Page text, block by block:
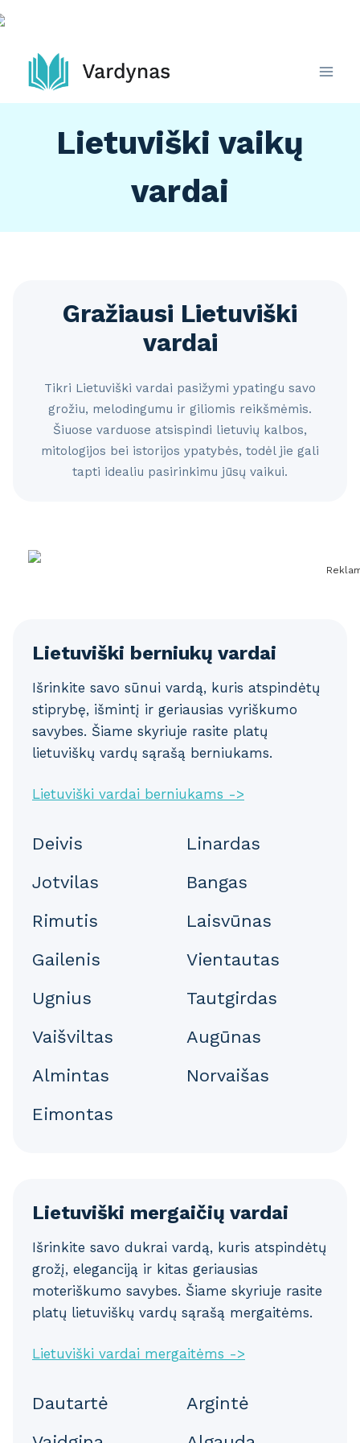
Skip
to
content
Lietuviški vaikų
vardai
Gražiausi Lietuviški
vardai
Tikri Lietuviški vardai pasižymi ypatingu savo
grožiu, melodingumu ir giliomis reikšmėmis.
Šiuose varduose atsispindi lietuvių kalbos,
mitologijos bei istorijos ypatybės, todėl jie gali
tapti idealiu pasirinkimu jūsų vaikui.
Lietuviški berniukų vardai
Išrinkite savo sūnui vardą, kuris atspindėtų
stiprybę, išmintį ir geriausias vyriškumo
savybes. Šiame skyriuje rasite platų
lietuviškų vardų sąrašą berniukams.
Lietuviški vardai berniukams ->
Deivis
Linardas
Jotvilas
Bangas
Rimutis
Laisvūnas
Gailenis
Vientautas
Ugnius
Tautgirdas
Vaišviltas
Augūnas
Almintas
Norvaišas
Eimontas
Lietuviški mergaičių vardai
Išrinkite savo dukrai vardą, kuris atspindėtų
grožį, eleganciją ir kitas geriausias
moteriškumo savybes. Šiame skyriuje rasite
platų lietuviškų vardų sąrašą mergaitėms.
Lietuviški vardai mergaitėms ->
Dautartė
Argintė